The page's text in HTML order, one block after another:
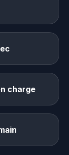
charge